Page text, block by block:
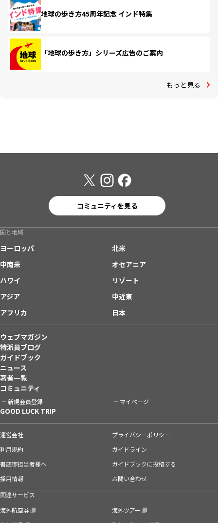
地球の歩き方45周年記念 インド特集
「地球の歩き方」シリーズ広告のご案内
もっと見る
コミュニティを見る
国と地域
ヨーロッパ
北米
中南米
オセアニア
ハワイ
リゾート
アジア
中近東
アフリカ
日本
ウェブマガジン
特派員ブログ
ガイドブック
ニュース
著者一覧
コミュニティ
新規会員登録 マイページ
GOOD LUCK TRIP
運営会社
プライバシーポリシー
利用規約
ガイドライン
書店御担当者様へ
ガイドブックに投稿する
採用情報
お問い合わせ
関連サービス
海外航空券
海外ツアー